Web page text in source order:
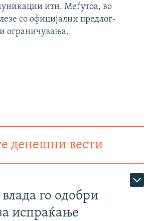
итн. Меѓутоа, во
со официјални предлог-
ограничувања.
денешни вести
го одобри
испраќање